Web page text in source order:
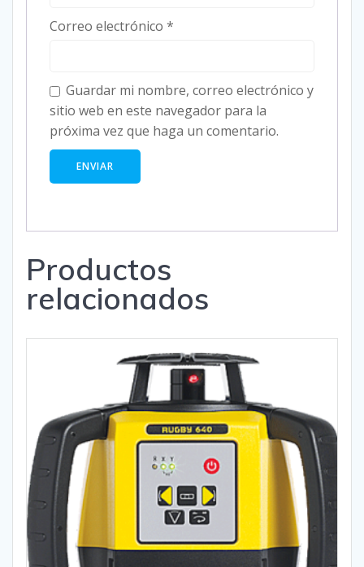
Correo electrónico *
Guardar mi nombre, correo electrónico y
sitio web en este navegador para la
próxima vez que haga un comentario.
Productos
relacionados